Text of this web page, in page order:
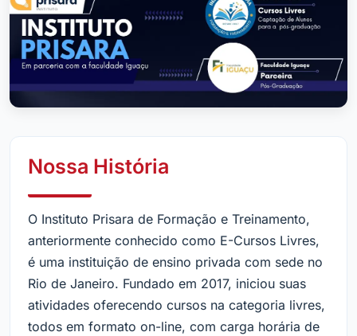
Nossa História
O Instituto Prisara de Formação e Treinamento,
anteriormente conhecido como E-Cursos Livres,
é uma instituição de ensino privada com sede no
Rio de Janeiro. Fundado em 2017, iniciou suas
atividades oferecendo cursos na categoria livres,
todos em formato on-line, com carga horária de